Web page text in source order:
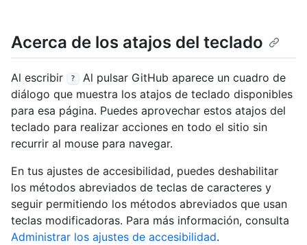
Acerca de los atajos del teclado
Al escribir ?
Al pulsar GitHub aparece un cuadro de
diálogo que muestra los atajos de teclado disponibles
para esa página. Puedes aprovechar estos atajos del
teclado para realizar acciones en todo el sitio sin
recurrir al mouse para navegar.
En tus ajustes de accesibilidad, puedes deshabilitar
los métodos abreviados de teclas de caracteres y
seguir permitiendo los métodos abreviados que usan
teclas modificadoras. Para más información, consulta
Administrar los ajustes de accesibilidad.